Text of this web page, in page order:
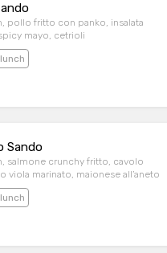
pollo fritto con panko, insalata
mayo, cetrioli
Sando
salmone crunchy fritto, cavolo
viola marinato, maionese all’aneto